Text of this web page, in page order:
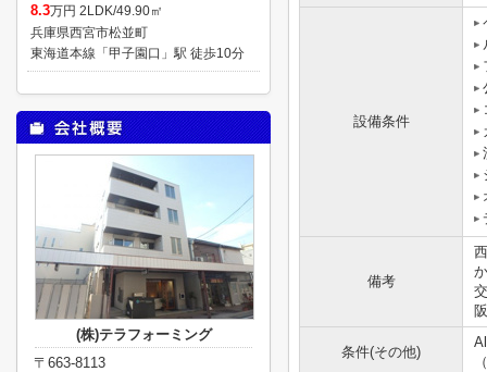
設備条件
備考
条件(その他)
8.3万円 2LDK/49.90㎡
兵庫県西宮市松並町
東海道本線「甲子園口」駅 徒歩10分
(株)テラフォーミング
〒663-8113